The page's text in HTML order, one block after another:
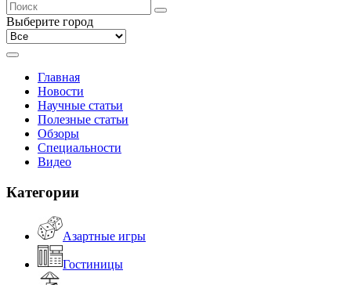
Выберите город
Главная
Новости
Научные статьи
Полезные статьи
Обзоры
Специальности
Видео
Категории
Азартные игры
Гостиницы